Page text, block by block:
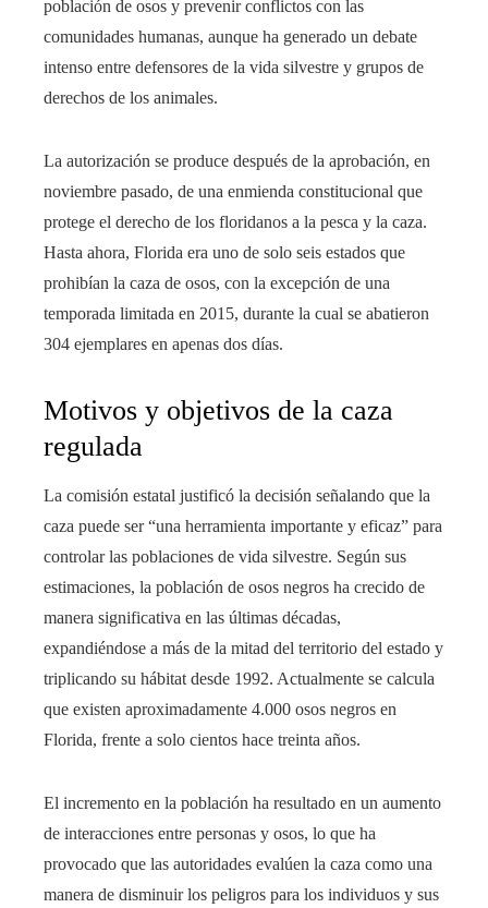
población de osos y prevenir conflictos con las
comunidades humanas, aunque ha generado un debate
intenso entre defensores de la vida silvestre y grupos de
derechos de los animales.
La autorización se produce después de la aprobación, en
noviembre pasado, de una enmienda constitucional que
protege el derecho de los floridanos a la pesca y la caza.
Hasta ahora, Florida era uno de solo seis estados que
prohibían la caza de osos, con la excepción de una
temporada limitada en 2015, durante la cual se abatieron
304 ejemplares en apenas dos días.
Motivos y objetivos de la caza
regulada
La comisión estatal justificó la decisión señalando que la
caza puede ser “una herramienta importante y eficaz” para
controlar las poblaciones de vida silvestre. Según sus
estimaciones, la población de osos negros ha crecido de
manera significativa en las últimas décadas,
expandiéndose a más de la mitad del territorio del estado y
triplicando su hábitat desde 1992. Actualmente se calcula
que existen aproximadamente 4.000 osos negros en
Florida, frente a solo cientos hace treinta años.
El incremento en la población ha resultado en un aumento
de interacciones entre personas y osos, lo que ha
provocado que las autoridades evalúen la caza como una
manera de disminuir los peligros para los individuos y sus